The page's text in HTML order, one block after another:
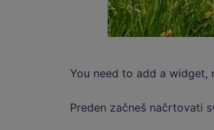
You need to add a widget,
Preden začneš načrtovati